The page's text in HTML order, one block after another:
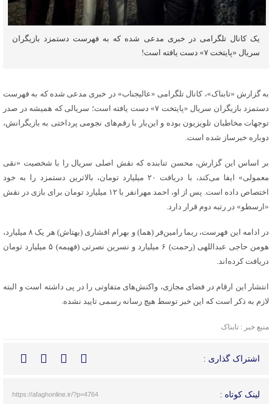
یک کانال تلگرامی در خبری مدعی شده که به فهرست دستمزد بازیگران
سریال «پایتخت ۷» دست یافته است!
به گزارش «تابناک»، کانال تلگرامی «عالیجناب» در خبری مدعی شده که به فهرست
دستمزد بازیگران سریال «پایتخت ۷» دست یافته است؛ سریالی که همیشه در صدر
توجهات مخاطبان تلویزیون بوده و این‌بار با رقم‌های نجومی پرداختی به بازیگرانش،
دوباره خبرساز شده است.
بر اساس این گزارش، محسن تنابنده که نقش اصلی سریال را با شخصیت «نقی
معمولی» ایفا می‌کند، با دریافت ۲۰ میلیارد تومان، بالاترین دستمزد را به خود
اختصاص داده است. پس از او، احمد مهرانفر با ۱۲ میلیارد تومان برای بازی در نقش
«ارسطو» در رتبه دوم قرار دارد.
در ادامه این فهرست، ریما رامین‌فر (هما) و بهرام افشاری (بهتاش) هر یک ۸ میلیارد،
هومن حاجی عبداللهی (رحمت) ۶ میلیارد و نسرین نصرتی (فهیمه) ۵ میلیارد تومان
دریافت کرده‌اند.
انتشار این ارقام در فضای مجازی، واکنش‌های متفاوتی را در پی داشته است و البته
لازم به ذکر است که این خبر توسط هیچ رسانه رسمی تایید نشده.
منبع خبر : تابناک
اشتراک گذاری :
لینک کوتاه : https://afaghonline.ir/?p=4764